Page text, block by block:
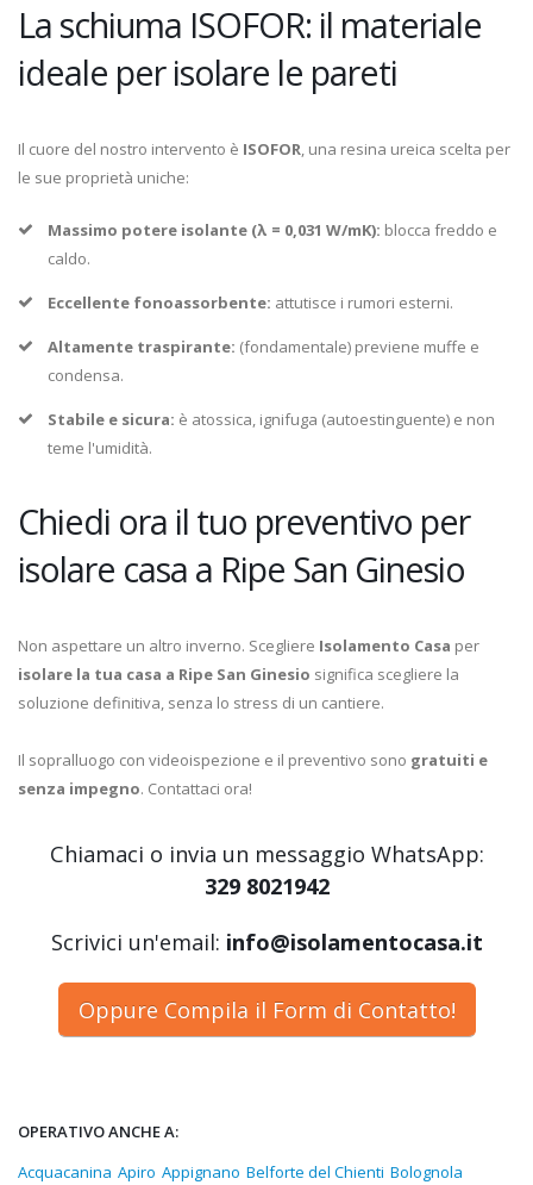
La schiuma ISOFOR: il materiale
ideale per isolare le pareti
Il cuore del nostro intervento è ISOFOR, una resina ureica scelta per
le sue proprietà uniche:
Massimo potere isolante (λ = 0,031 W/mK): blocca freddo e
caldo.
Eccellente fonoassorbente: attutisce i rumori esterni.
Altamente traspirante: (fondamentale) previene muffe e
condensa.
Stabile e sicura: è atossica, ignifuga (autoestinguente) e non
teme l'umidità.
Chiedi ora il tuo preventivo per
isolare casa a Ripe San Ginesio
Non aspettare un altro inverno. Scegliere Isolamento Casa per
isolare la tua casa a Ripe San Ginesio significa scegliere la
soluzione definitiva, senza lo stress di un cantiere.
Il sopralluogo con videoispezione e il preventivo sono gratuiti e
senza impegno. Contattaci ora!
Chiamaci o invia un messaggio WhatsApp:
329 8021942
Scrivici un'email: info@isolamentocasa.it
Oppure Compila il Form di Contatto!
OPERATIVO ANCHE A:
Acquacanina Apiro Appignano Belforte del Chienti Bolognola